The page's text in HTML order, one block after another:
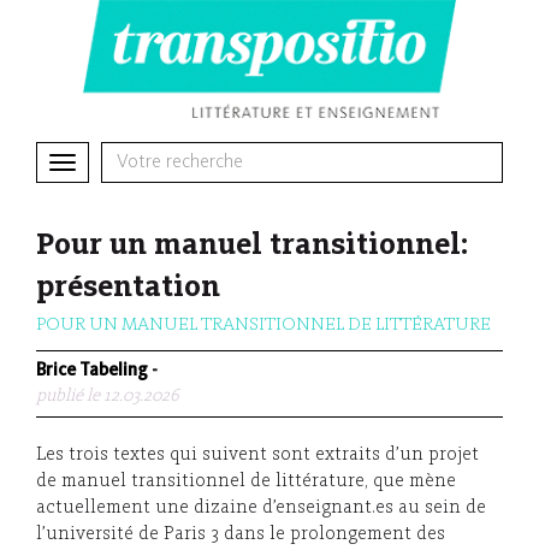
Toggle
Pour un manuel transitionnel:
présentation
POUR UN MANUEL TRANSITIONNEL DE LITTÉRATURE
Brice Tabeling -
publié le 12.03.2026
Les trois textes qui suivent sont extraits d’un projet
de manuel transitionnel de littérature, que mène
actuellement une dizaine d’enseignant.es au sein de
l’université de Paris 3 dans le prolongement des